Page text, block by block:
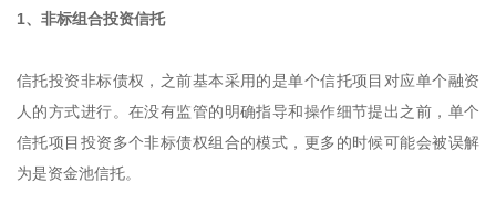
1、非标组合投资信托
信托投资非标债权，之前基本采用的是单个信托项目对应单个融资
人的方式进行。在没有监管的明确指导和操作细节提出之前，单个
信托项目投资多个非标债权组合的模式，更多的时候可能会被误解
为是资金池信托。